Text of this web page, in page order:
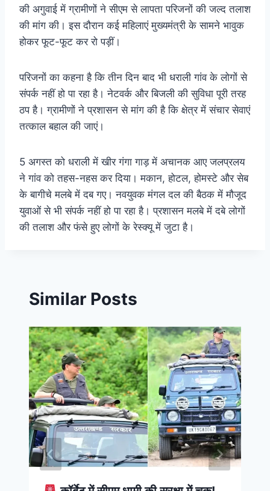
की अगुवाई में ग्रामीणों ने सीएम से लापता परिजनों की जल्द तलाश
की मांग की। इस दौरान कई महिलाएं मुख्यमंत्री के सामने भावुक
होकर फूट-फूट कर रो पड़ीं।
परिजनों का कहना है कि तीन दिन बाद भी धराली गांव के लोगों से
संपर्क नहीं हो पा रहा है। नेटवर्क और बिजली की सुविधा पूरी तरह
ठप है। ग्रामीणों ने प्रशासन से मांग की है कि क्षेत्र में संचार सेवाएं
तत्काल बहाल की जाएं।
5 अगस्त को धराली में खीर गंगा गाड़ में अचानक आए जलप्रलय
ने गांव को तहस-नहस कर दिया। मकान, होटल, होमस्टे और सेब
के बागीचे मलबे में दब गए। नवयुवक मंगल दल की बैठक में मौजूद
युवाओं से भी संपर्क नहीं हो पा रहा है। प्रशासन मलबे में दबे लोगों
की तलाश और फंसे हुए लोगों के रेस्क्यू में जुटा है।
Similar Posts